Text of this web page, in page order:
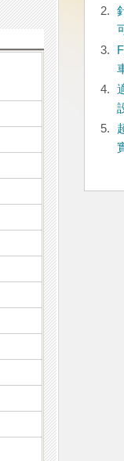
2.
3.
4.
5.